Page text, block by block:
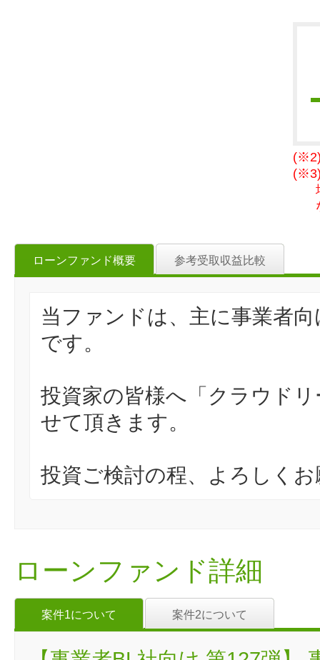
(※2)
(※3)
ローンファンド概要 参考受取収益比較
当ファンドは、主に事業者
です。
投資家の皆様へ「クラウド
せて頂きます。
投資ご検討の程、よろしく
ローンファンド詳細
案件1について 案件2について